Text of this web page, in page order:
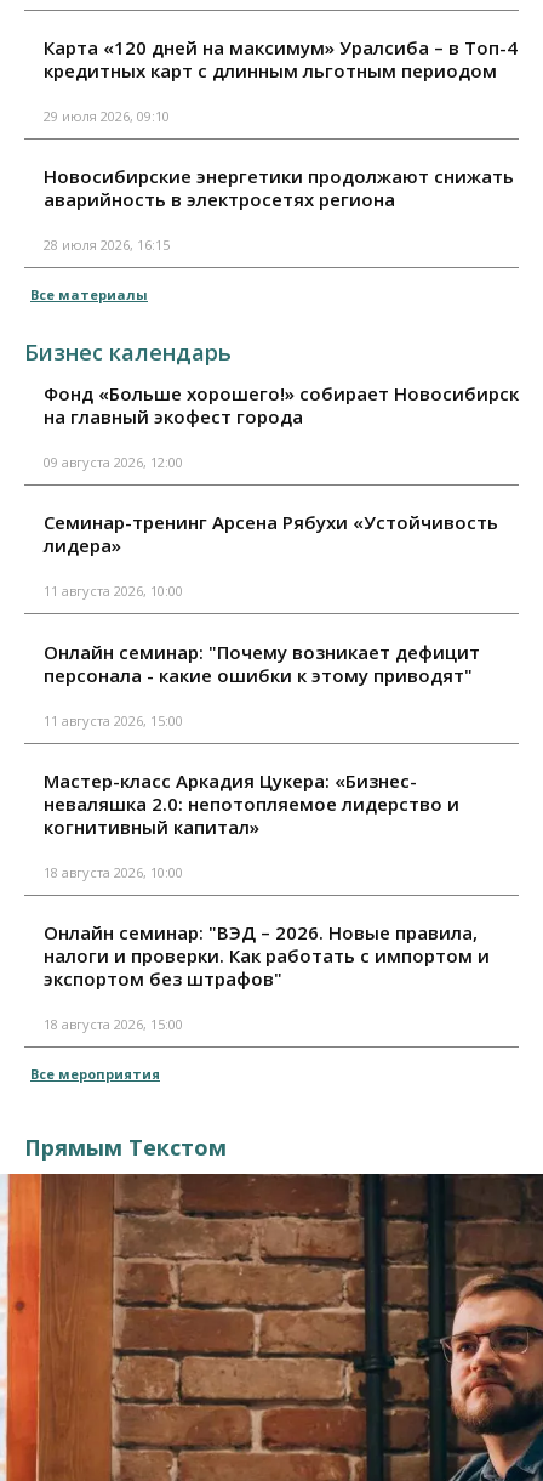
Карта «120 дней на максимум» Уралсиба – в Топ-4
кредитных карт с длинным льготным периодом
29 июля 2026, 09:10
Новосибирские энергетики продолжают снижать
аварийность в электросетях региона
28 июля 2026, 16:15
Все материалы
Бизнес календарь
Фонд «Больше хорошего!» собирает Новосибирск
на главный экофест города
09 августа 2026, 12:00
Семинар-тренинг Арсена Рябухи «Устойчивость
лидера»
11 августа 2026, 10:00
Онлайн семинар: "Почему возникает дефицит
персонала - какие ошибки к этому приводят"
11 августа 2026, 15:00
Мастер-класс Аркадия Цукера: «Бизнес-
неваляшка 2.0: непотопляемое лидерство и
когнитивный капитал»
18 августа 2026, 10:00
Онлайн семинар: "ВЭД – 2026. Новые правила,
налоги и проверки. Как работать с импортом и
экспортом без штрафов"
18 августа 2026, 15:00
Все мероприятия
Прямым Текстом